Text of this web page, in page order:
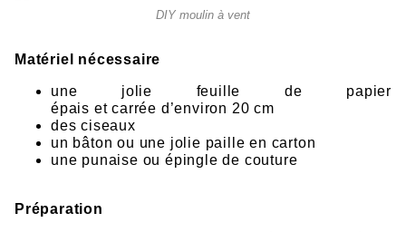
DIY moulin à vent
Matériel nécessaire
une jolie feuille de
papier
épais et carrée d’environ 20 cm
des ciseaux
un bâton ou une jolie paille en carton
une punaise ou épingle de couture
Préparation